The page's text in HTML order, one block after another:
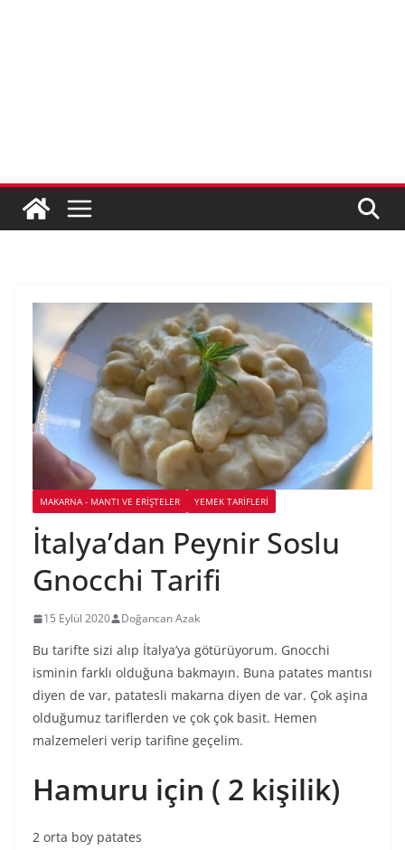
MAKARNA - MANTI VE ERIŞTELER YEMEK TARİFLERİ
İtalya’dan Peynir Soslu
Gnocchi Tarifi
15 Eylül 2020 Doğancan Azak
Bu tarifte sizi alıp İtalya’ya götürüyorum. Gnocchi
isminin farklı olduğuna bakmayın. Buna patates mantısı
diyen de var, patatesli makarna diyen de var. Çok aşina
olduğumuz tariflerden ve çok çok basit. Hemen
malzemeleri verip tarifine geçelim.
Hamuru için ( 2 kişilik)
2 orta boy patates